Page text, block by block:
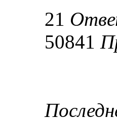
21
50841